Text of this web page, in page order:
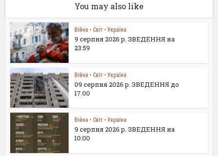
You may also like
Війна • Світ • Україна
9 серпня 2026 р. ЗВЕДЕННЯ на
23:59
Війна • Світ • Україна
09 серпня 2026 р. ЗВЕДЕННЯ до
17.00
Війна • Світ • Україна
9 серпня 2026 р. ЗВЕДЕННЯ на
10:00